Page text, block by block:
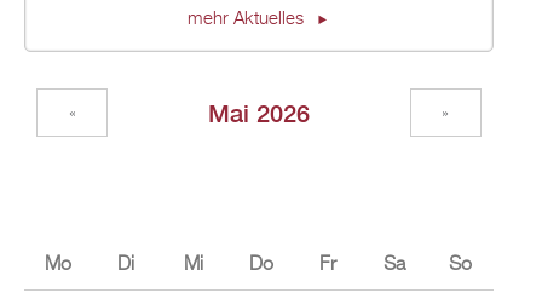
mehr Aktuelles
Mai 2026
« »
Mo Di Mi Do Fr Sa So